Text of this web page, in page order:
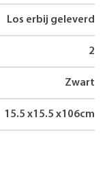
Los erbij geleverd
2
Zwart
15.5 x15.5 x106cm